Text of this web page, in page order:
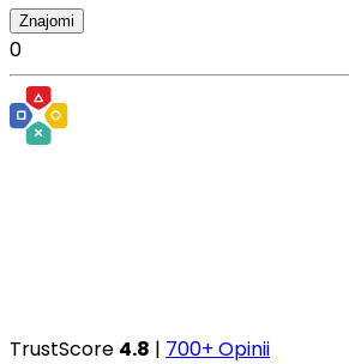
Znajomi
0
TrustScore 4.8 | 700+ Opinii